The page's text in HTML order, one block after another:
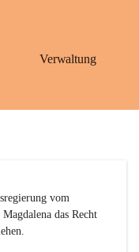
Verwaltung
vom
das Recht